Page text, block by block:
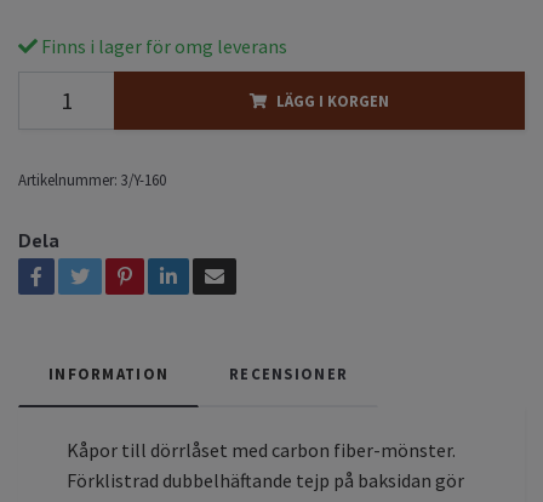
Finns i lager för omg leverans
LÄGG I KORGEN
Artikelnummer: 3/Y-160
Dela
INFORMATION RECENSIONER
Kåpor till dörrlåset med carbon fiber-mönster.
Förklistrad dubbelhäftande tejp på baksidan gör